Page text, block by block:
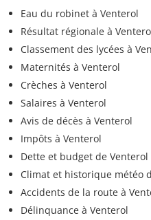
Eau du robinet à Venterol
Résultat régionale à
Classement des lycées à
Maternités à Venterol
Crèches à Venterol
Salaires à Venterol
Avis de décès à Venterol
Impôts à Venterol
Dette et budget de Venterol
Climat et historique météo
Accidents de la route à
Délinquance à Venterol